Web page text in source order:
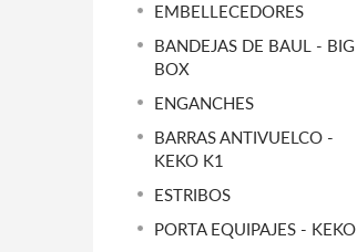
EMBELLECEDORES
BANDEJAS DE BAUL - BIG
BOX
ENGANCHES
BARRAS ANTIVUELCO -
KEKO K1
ESTRIBOS
PORTA EQUIPAJES - KEKO